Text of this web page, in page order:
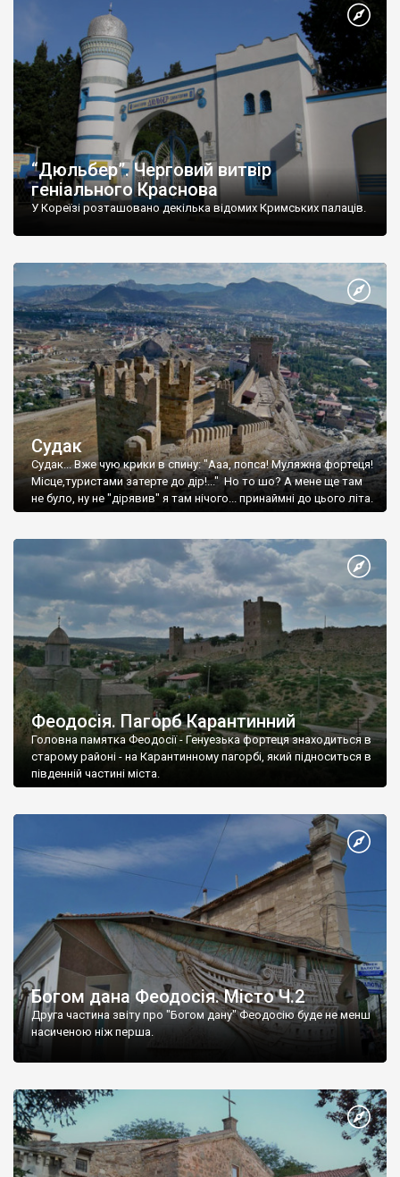
“Дюльбер”. Черговий витвір
геніального Краснова
У Кореїзі розташовано декілька відомих Кримських палаців.
Судак
Судак... Вже чую крики в спину: "Ааа, попса! Муляжна фортеця!
Місце,туристами затерте до дір!..." Но то шо? А мене ще там
не було, ну не "дірявив" я там нічого... принаймні до цього літа.
Феодосія. Пагорб Карантинний
Головна памятка Феодосії - Генуезька фортеця знаходиться в
старому районі - на Карантинному пагорбі, який підноситься в
південній частині міста.
Богом дана Феодосія. Місто Ч.2
Друга частина звіту про "Богом дану" Феодосію буде не менш
насиченою ніж перша.